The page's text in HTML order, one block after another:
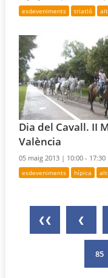
esdeveniments triatló
Dia del Cavall. II
València
05 maig 2013 | 10:00 - 17:30
esdeveniments hípica
❮❮ ❮
85